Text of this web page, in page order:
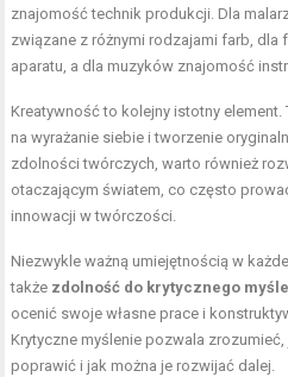
znajomość technik produkcji. Dla
związane z różnymi rodzajami farb,
aparatu, a dla muzyków znajomość
Kreatywność to kolejny istotny
na wyrażanie siebie i tworzenie
zdolności twórczych, warto również
otaczającym światem, co często
innowacji w twórczości.
Niezwykle ważną umiejętnością w
także zdolność do krytycznego
ocenić swoje własne prace i
Krytyczne myślenie pozwala
poprawić i jak można je rozwijać dalej.